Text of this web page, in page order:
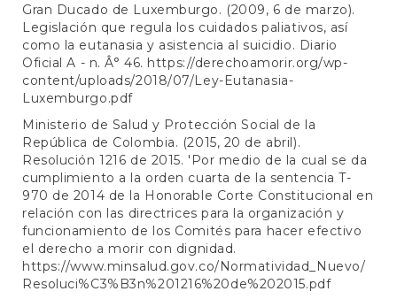
Gran Ducado de Luxemburgo. (2009, 6 de marzo).
Legislación que regula los cuidados paliativos, así
como la eutanasia y asistencia al suicidio. Diario
Oficial A - n. Â° 46. https://derechoamorir.org/wp-
content/uploads/2018/07/Ley-Eutanasia-
Luxemburgo.pdf
Ministerio de Salud y Protección Social de la
República de Colombia. (2015, 20 de abril).
Resolución 1216 de 2015. 'Por medio de la cual se da
cumplimiento a la orden cuarta de la sentencia T-
970 de 2014 de la Honorable Corte Constitucional en
relación con las directrices para la organización y
funcionamiento de los Comités para hacer efectivo
el derecho a morir con dignidad.
https://www.minsalud.gov.co/Normatividad_Nuevo/
Resoluci%C3%B3n%201216%20de%202015.pdf